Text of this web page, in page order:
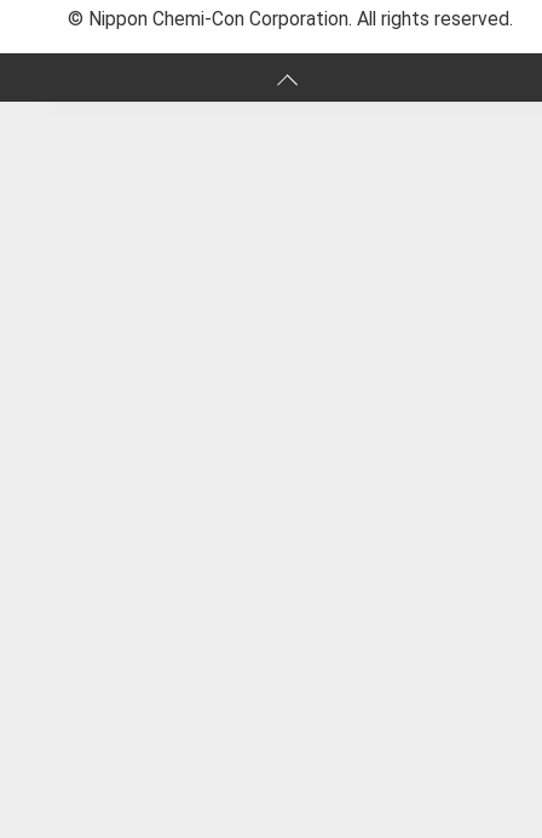
© Nippon Chemi-Con Corporation. All rights reserved.